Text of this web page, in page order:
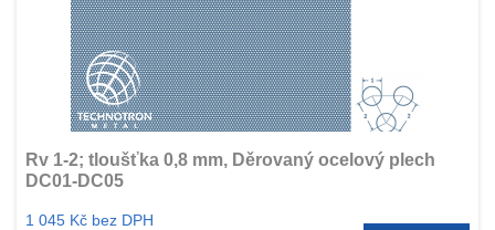
Rv 1-2; tloušťka 0,8 mm, Děrovaný ocelový plech
DC01-DC05
1 045 Kč bez DPH